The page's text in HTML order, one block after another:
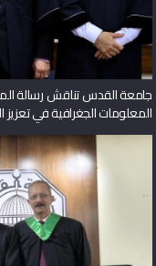
جامعة القدس تناقش رسالة
المعلومات الجغرافية في تعزيز